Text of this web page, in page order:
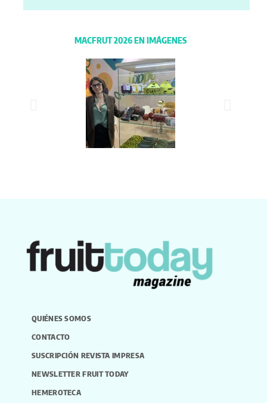
MACFRUT 2026 EN IMÁGENES
QUIÉNES SOMOS
CONTACTO
SUSCRIPCIÓN REVISTA IMPRESA
NEWSLETTER FRUIT TODAY
HEMEROTECA